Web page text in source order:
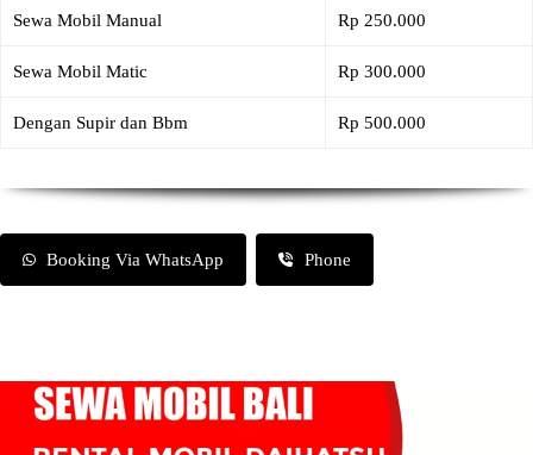
Sewa Mobil Manual Rp 250.000
Sewa Mobil Matic Rp 300.000
Dengan Supir dan Bbm Rp 500.000
Booking Via WhatsApp Phone